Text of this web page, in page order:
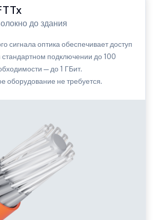
до здания
сигнала оптика обеспечивает доступ
стандартном подключении до 100
— до 1 ГБит.
оборудование не требуется.